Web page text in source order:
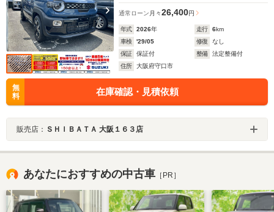
通常ローン 月々26,400円
年式 2026年 走行 6km
車検
'29/05 修復
なし
保証
保証付 整備
法定整備付
住所
大阪府守口市
無
料
在庫確認・見積依頼
販売店： ＳＨＩＢＡＴＡ 大阪１６３店
あなたにおすすめの中古車 ［PR］